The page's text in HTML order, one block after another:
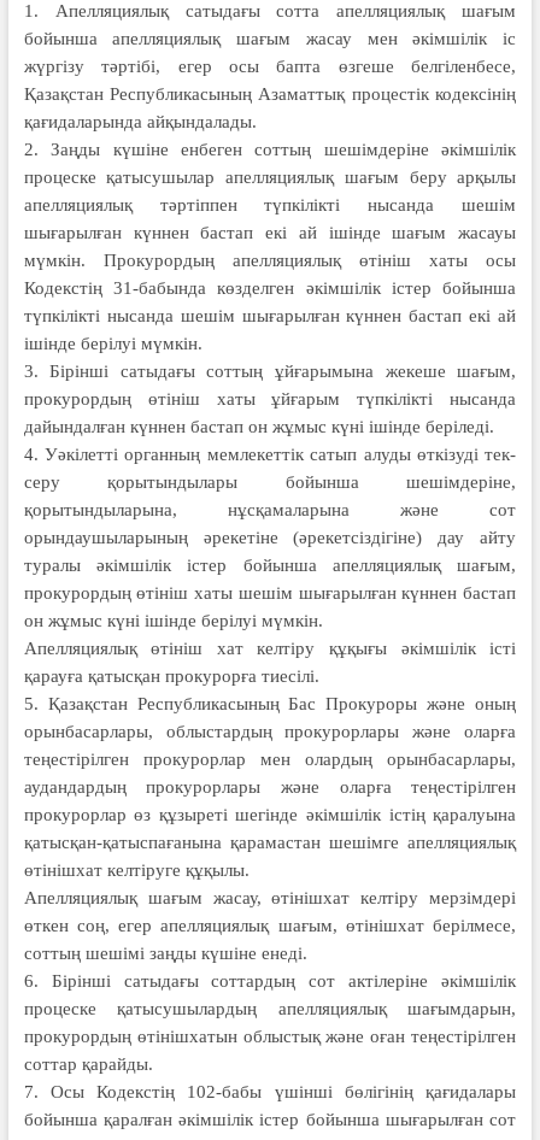
1. Апелляциялық сатыдағы сотта апелляциялық шағым
бойынша апел­ляциялық шағым жасау мен әкім­шілік іс
жүргізу тәртібі, егер осы бапта өзгеше белгіленбесе,
Қазақстан Республикасының Азамат­тық процес­тік кодексінің
қағидаларында айқын­далады.
2. Заңды күшіне енбеген соттың шешімдеріне әкімшілік
процеске қатысушылар апелляциялық шағым беру арқылы
апелляциялық тәртіппен түпкілікті нысанда шешім
шығарылған күннен бастап екі ай ішінде шағым жасауы
мүмкін. Прокурордың апелля­циялық өтініш хаты осы
Кодекстің 31-бабында көзделген әкімшілік істер бойынша
түпкілікті нысанда шешім шығарылған күннен бастап екі ай
ішінде берілуі мүмкін.
3. Бірінші сатыдағы соттың ұйғары­мына жекеше шағым,
прокурордың өтініш хаты ұйғарым түпкілікті нысанда
дайындалған күннен бастап он жұмыс күні ішінде беріледі.
4. Уәкілетті органның мемлекеттік сат­ып алу­ды өткізуді тек­
серу қорытын­дылары бойынша шешімдеріне,
қорытындыларына, нұсқамаларына және сот
орындаушыларының әрекетіне (әрекетсіздігіне) дау айту
туралы әкім­шілік істер бойынша апелляциялық шағым,
прокурордың өтініш хаты шешім шығарылған күннен бастап
он жұмыс күні ішінде берілуі мүмкін.
Апелляциялық өтініш хат келтіру құқығы әкімшілік істі
қарауға қатысқан прокурорға тиесілі.
5. Қазақстан Республикасының Бас Прокуроры және оның
орынбасарлары, облыстардың прокурорлары және оларға
теңестірілген прокурорлар мен олардың орынбасарлары,
аудандардың прокурорлары және оларға теңес­тірілген
прокурорлар өз құзыреті шегін­де әкімшілік істің қаралуына
қатысқан-қатыспағанына қарамастан шешімге апел­ляциялық
өтінішхат келтіруге құқылы.
Апелляциялық шағым жасау, өтінішхат келтіру мерзімдері
өткен соң, егер апелляциялық шағым, өтінішхат берілмесе,
соттың шешімі заңды күшіне енеді.
6. Бірінші сатыдағы соттардың сот актілеріне әкімшілік
процеске қатысу­шылардың апелляциялық шағымдарын,
прокурордың өтінішхатын облыстық және оған теңестірілген
соттар қарайды.
7. Осы Кодекстің 102-бабы үшінші бөлігінің қағидалары
бойынша қаралған әкімшілік істер бойынша шығарылған сот